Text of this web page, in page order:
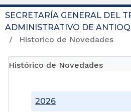
SECRETARÍA GENERAL DEL
ADMINISTRATIVO DE
Historico de Novedades
Histórico de Novedades
2026